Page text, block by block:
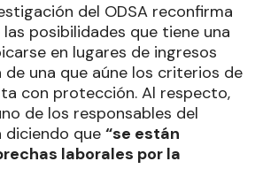
del ODSA reconfirma
posibilidades que tiene una
en lugares de ingresos
una que aúne los criterios de
con protección. Al respecto,
de los responsables del
diciendo que “se están
laborales por la